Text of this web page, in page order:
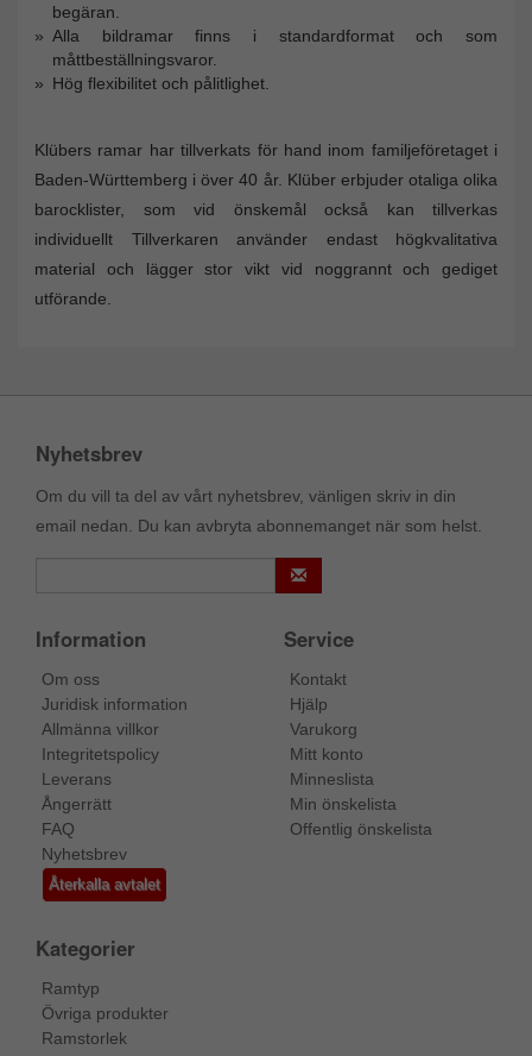
begäran.
Alla bildramar finns i standardformat och som
måttbeställningsvaror.
Hög flexibilitet och pålitlighet.
Klübers ramar har tillverkats för hand inom familjeföretaget i
Baden-Württemberg i över 40 år. Klüber erbjuder otaliga olika
barocklister, som vid önskemål också kan tillverkas
individuellt Tillverkaren använder endast högkvalitativa
material och lägger stor vikt vid noggrannt och gediget
utförande.
Nyhetsbrev
Om du vill ta del av vårt nyhetsbrev, vänligen skriv in din
email nedan. Du kan avbryta abonnemanget när som helst.
Information
Om oss
Juridisk information
Allmänna villkor
Integritetspolicy
Leverans
Ångerrätt
FAQ
Nyhetsbrev
Återkalla avtalet
Service
Kontakt
Hjälp
Varukorg
Mitt konto
Minneslista
Min önskelista
Offentlig önskelista
Kategorier
Ramtyp
Övriga produkter
Ramstorlek